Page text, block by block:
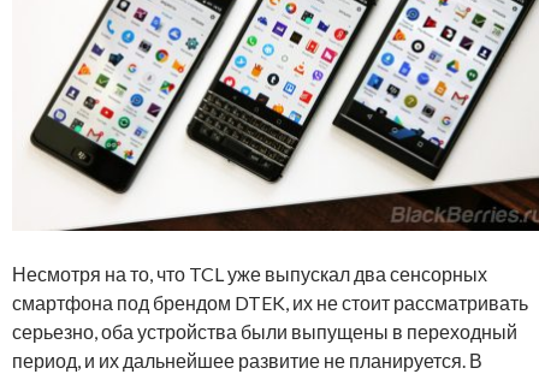
Несмотря на то, что TCL уже выпускал два сенсорных
смартфона под брендом DTEK, их не стоит рассматривать
серьезно, оба устройства были выпущены в переходный
период, и их дальнейшее развитие не планируется. В